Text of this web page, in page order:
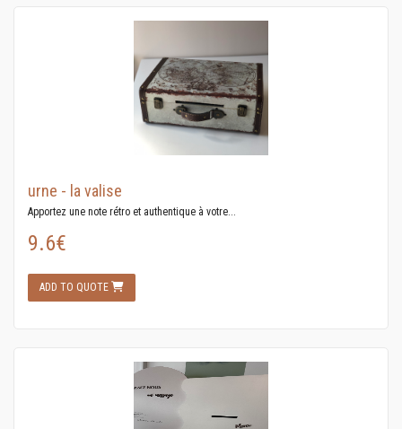
urne - la valise
Apportez une note rétro et authentique à votre...
9.6€
ADD TO QUOTE